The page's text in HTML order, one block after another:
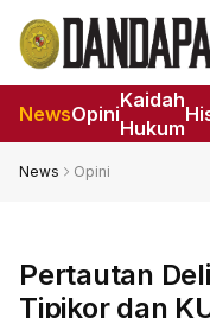
NewsOpini
Kaidah
Hukum
News Opini
Pertautan
Tipikor dan